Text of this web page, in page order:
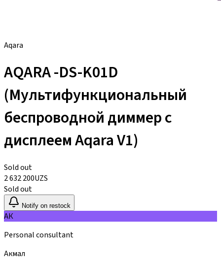
Aqara
AQARA -DS-K01D
(Мультифункциональный
беспроводной диммер с
дисплеем Aqara V1)
Sold out
2 632 200UZS
Sold out
Notify on restock
АК
Personal consultant
Акмал